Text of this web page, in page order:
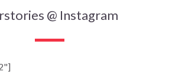
@ Instagram